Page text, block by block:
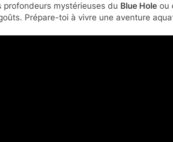
profondeurs mystérieuses du Blue Hole ou
Prépare-toi à vivre une aventure